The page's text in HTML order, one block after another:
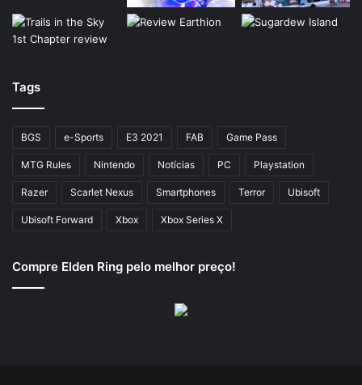
Tags
BGS e-Sports E3 2021 FAB Game Pass
MTG Rules Nintendo Notícias PC Playstation
Razer Scarlet Nexus Smartphones Terror Ubisoft
Ubisoft Forward Xbox Xbox Series X
Compre Elden Ring pelo melhor preço!